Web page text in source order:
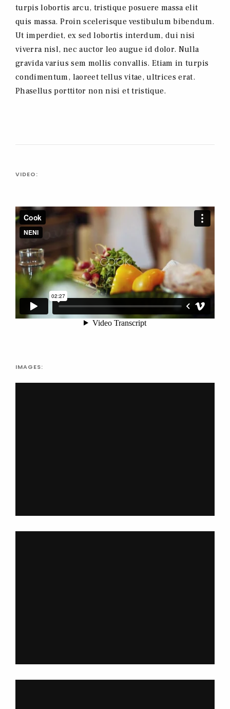
turpis lobortis arcu, tristique posuere massa elit
quis massa. Proin scelerisque vestibulum bibendum.
Ut imperdiet, ex sed lobortis interdum, dui nisi
viverra nisl, nec auctor leo augue id dolor. Nulla
gravida varius sem mollis convallis. Etiam in turpis
condimentum, laoreet tellus vitae, ultrices erat.
Phasellus porttitor non nisi et tristique.
VIDEO:
IMAGES: